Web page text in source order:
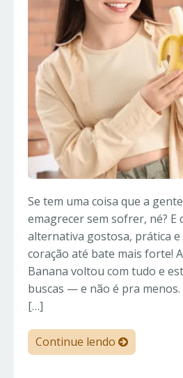
Se tem uma coisa que a
emagrecer sem sofrer, né? E
alternativa gostosa, prática
coração até bate mais forte!
Banana voltou com tudo e
buscas — e não é pra menos.
[…]
Continue lendo